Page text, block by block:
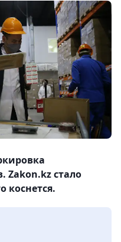
Zakon.kz стало
коснется.